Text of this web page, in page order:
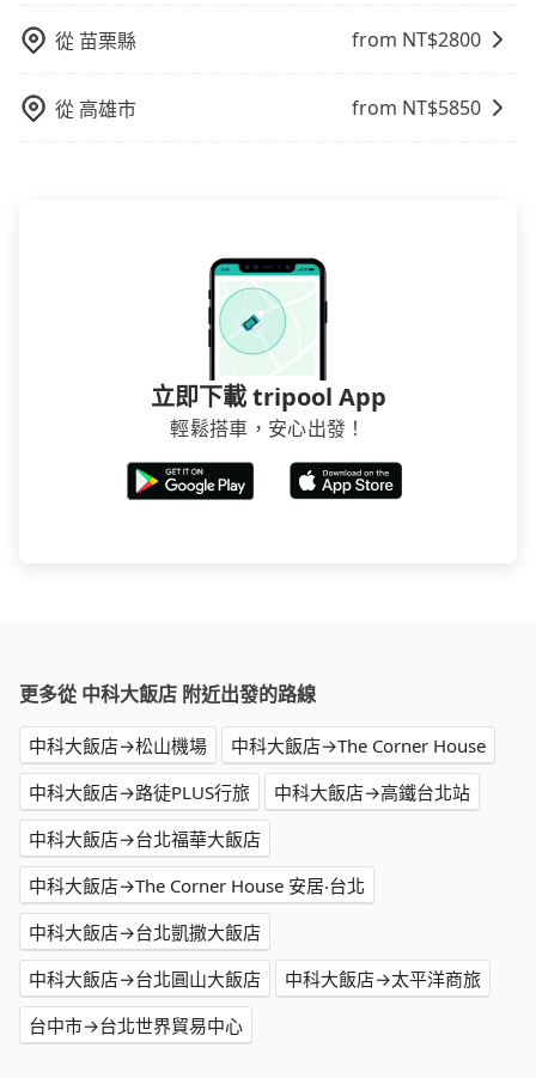
從 苗栗縣 from NT$2800
從 高雄市 from NT$5850
立即下載 tripool App
輕鬆搭車，安心出發！
更多從 中科大飯店 附近出發的路線
中科大飯店→松山機場
中科大飯店→The Corner House
中科大飯店→路徒PLUS行旅
中科大飯店→高鐵台北站
中科大飯店→台北福華大飯店
中科大飯店→The Corner House 安居‧台北
中科大飯店→台北凱撒大飯店
中科大飯店→台北圓山大飯店
中科大飯店→太平洋商旅
台中市→台北世界貿易中心